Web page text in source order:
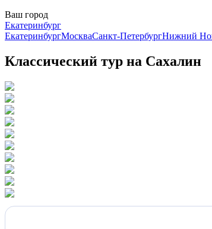
Ваш город
Екатеринбург
ЕкатеринбургМоскваСанкт-ПетербургНижний
Классический тур на Сахалин